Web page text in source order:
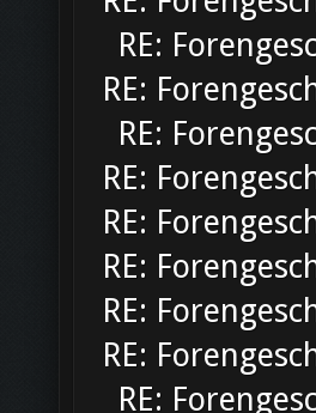
RE:
RE:
RE:
RE:
RE:
RE:
RE:
RE:
RE: